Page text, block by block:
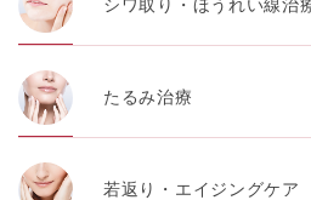
シワ取り・ほうれい線治
たるみ治療
若返り・エイジングケア